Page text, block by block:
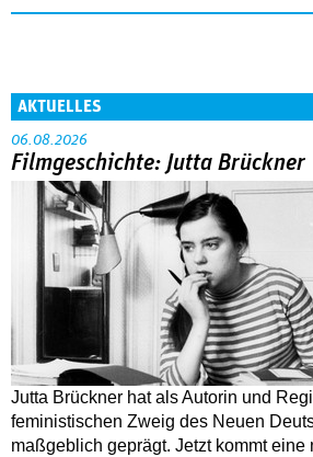
AKTUELLES
06.08.2026
Filmgeschichte: Jutta Brückner
Jutta Brückner hat als Autorin und
feministischen Zweig des Neuen
maßgeblich geprägt. Jetzt kommt eine